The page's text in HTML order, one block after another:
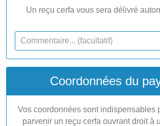
Un reçu cerfa vous sera délivré
Coordonnées du
Vos coordonnées sont indispensables
parvenir un reçu cerfa ouvrant droit à